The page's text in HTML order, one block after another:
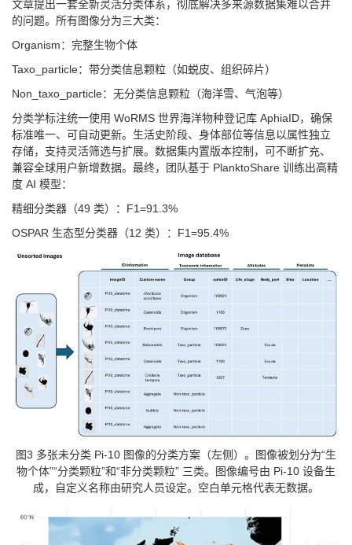
文章提出一套全新灵活分类体系，彻底解决多来源数据集难以合并
的问题。所有图像分为三大类：
Organism：完整生物个体
Taxo_particle：带分类信息颗粒（如蜕皮、组织碎片）
Non_taxo_particle：无分类信息颗粒（海洋雪、气泡等）
分类学标注统一使用 WoRMS 世界海洋物种登记库 AphiaID，确保
标准唯一、可自动更新。生活史阶段、身体部位等信息以属性独立
存储，支持灵活筛选与扩展。数据集内置版本控制，可不断扩充、
兼容全球用户新增数据。最终，团队基于 PlanktoShare 训练出高精
度 AI 模型：
精细分类器（49 类）：F1=91.3%
OSPAR 生态型分类器（12 类）：F1=95.4%
图3 多张未分类 Pi-10 图像的分类方案（左侧）。图像被划分为“生
物个体”“分类颗粒”和“非分类颗粒” 三类。图像编号由 Pi-10 设备生
成，自定义名称由研究人员设定。空白单元格代表无数据。